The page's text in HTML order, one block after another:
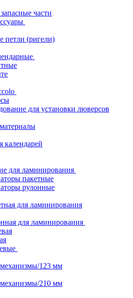
части
петли (ригели)
для установки люверсов
календарей
для ламинирования
пакетные
рулонные
для ламинирования
для ламинирования
123 мм
210 мм